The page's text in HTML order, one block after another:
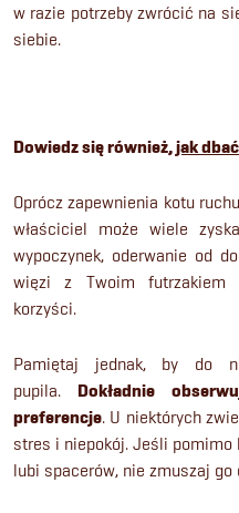
w razie potrzeby zwrócić na
siebie.
Dowiedz się również,jak
Oprócz zapewnienia kotu
właściciel może wiele
wypoczynek, oderwanie od
więzi z Twoim futrzakiem
korzyści.
Pamiętaj jednak, by do
pupila.
Dokładnie
preferencje. U niektórych
stres i niepokój. Jeśli pomimo
lubi spacerów, nie zmuszaj go